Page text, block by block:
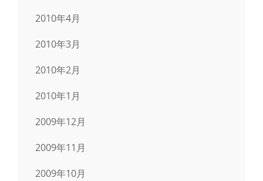
2010年4月
2010年3月
2010年2月
2010年1月
2009年12月
2009年11月
2009年10月